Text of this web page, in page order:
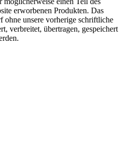
erworbenen Produkten. Das
ohne unsere vorherige schriftliche
verbreitet, übertragen, gespeichert